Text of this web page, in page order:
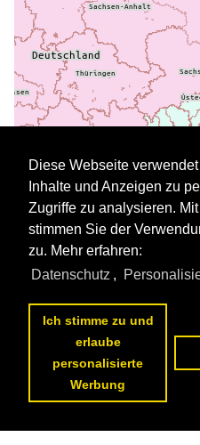
Daten werden geladen
Datenschutzerklärung
Diese Webseite
Inhalte und Anzeigen zu
Zugriffe zu analysieren.
stimmen Sie der
zu. Mehr erfahren:
Datenschutz ,
Ich stimme zu und
erlaube
personalisierte
Werbung